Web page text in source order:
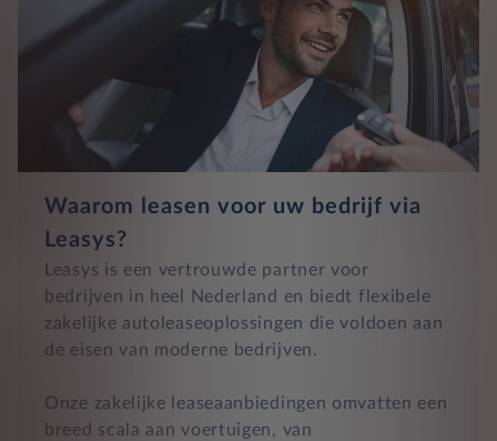
Waarom leasen voor uw bedrijf via
Leasys?
Leasys is een vertrouwde partner voor
bedrijven in heel Nederland en biedt flexibele
zakelijke autoleaseoplossingen die voldoen aan
de eisen van moderne bedrijven.
Onze zakelijke leaseaanbiedingen omvatten een
breed scala aan voertuigen, van